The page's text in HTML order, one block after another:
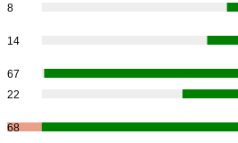
8
14
67
22
68